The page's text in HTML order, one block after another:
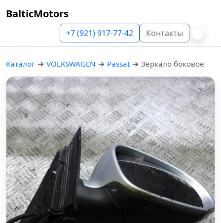
BalticMotors
+7 (921) 917-77-42 Контакты
Каталог → VOLKSWAGEN → Passat → Зеркало боковое